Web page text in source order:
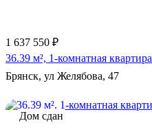
1 637 550 ₽
36.39 м², 1-комнатная квартира
Брянск, ул Желябова, 47
Дом сдан